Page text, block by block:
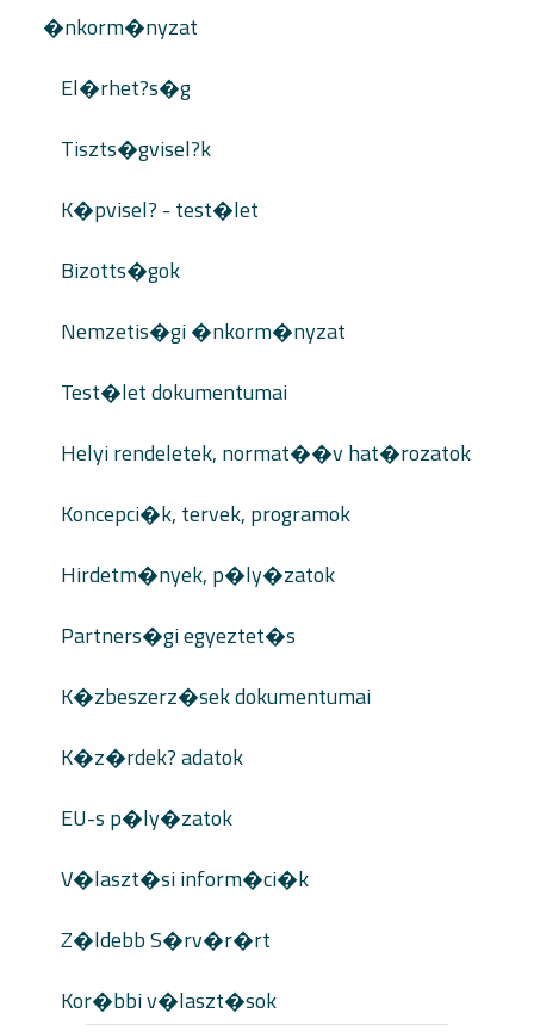
�nkorm�nyzat
El�rhet?s�g
Tiszts�gvisel?k
K�pvisel? - test�let
Bizotts�gok
Nemzetis�gi �nkorm�nyzat
Test�let dokumentumai
Helyi rendeletek, normat��v hat�rozatok
Koncepci�k, tervek, programok
Hirdetm�nyek, p�ly�zatok
Partners�gi egyeztet�s
K�zbeszerz�sek dokumentumai
K�z�rdek? adatok
EU-s p�ly�zatok
V�laszt�si inform�ci�k
Z�ldebb S�rv�r�rt
Kor�bbi v�laszt�sok